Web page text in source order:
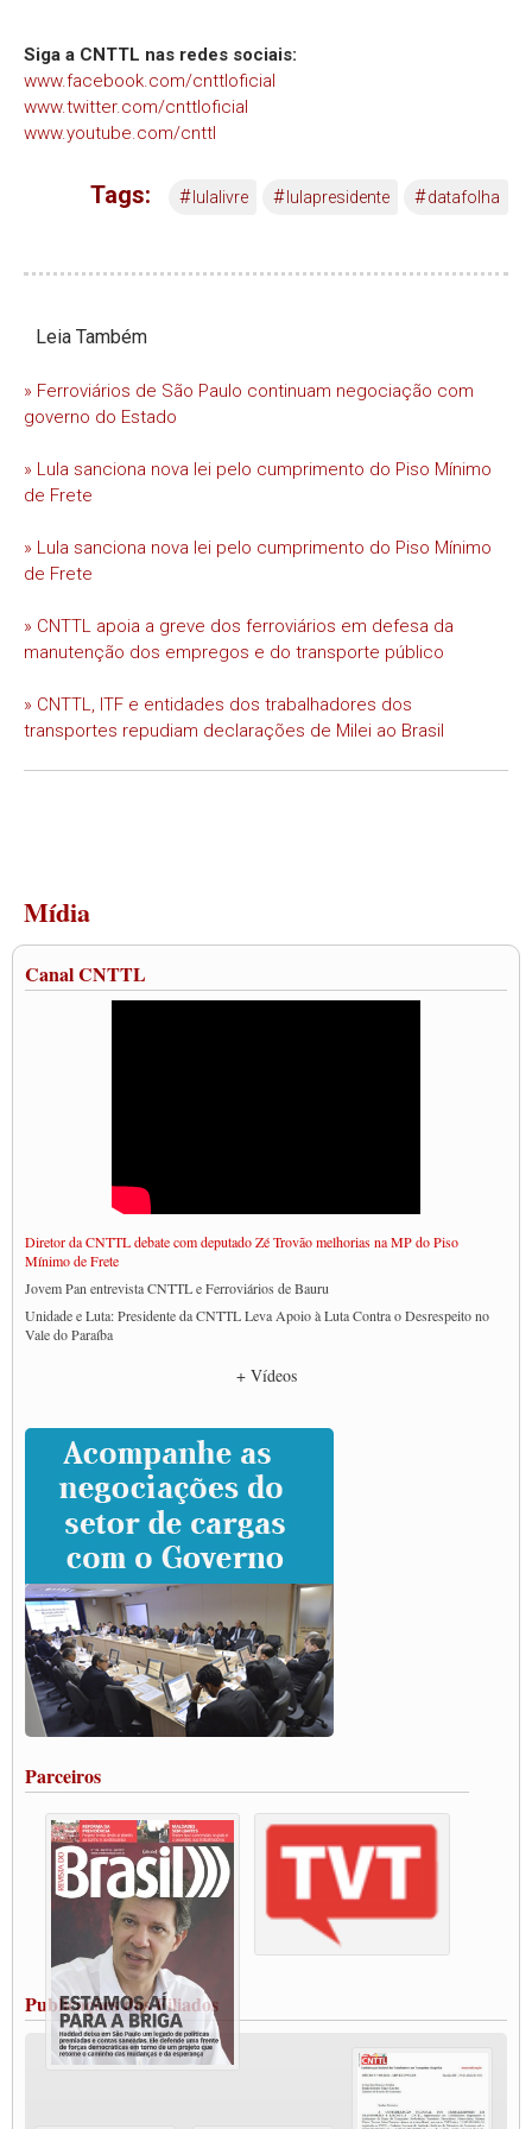
Siga a CNTTL nas redes sociais:
www.facebook.com/cnttloficial
www.twitter.com/cnttloficial
www.youtube.com/cnttl
Tags: #lulalivre #lulapresidente #datafolha
Leia Também
» Ferroviários de São Paulo continuam negociação com
governo do Estado
» Lula sanciona nova lei pelo cumprimento do Piso Mínimo
de Frete
» Lula sanciona nova lei pelo cumprimento do Piso Mínimo
de Frete
» CNTTL apoia a greve dos ferroviários em defesa da
manutenção dos empregos e do transporte público
» CNTTL, ITF e entidades dos trabalhadores dos
transportes repudiam declarações de Milei ao Brasil
Mídia
Canal CNTTL
Diretor da CNTTL debate com deputado Zé Trovão melhorias na MP do Piso
Mínimo de Frete
Jovem Pan entrevista CNTTL e Ferroviários de Bauru
Unidade e Luta: Presidente da CNTTL Leva Apoio à Luta Contra o Desrespeito no
Vale do Paraíba
CNTTL e entidades dos caminhoneiros conversam com governo Lula sobre pautas
Caminhoneiros prometem paralisação e cobram diálogo com Lula
CNTTL e lideranças de caminhoneiros participam de debate sobre saúde nas
rodovias
Paulinho e Litti debatem política global para transporte rodoviário de cargas na
SUTCRA no Uruguai
Grande Conquista da Categoria transporte de Cargas e Caminhoneiros Autonomos
ENCONTRO INTERNACIONAL EM APOIO A CLASSE TRABALHADORA
DO BRASIL E A ELEIÇÃO 2022
Carta às Brasileiras e aos Brasileiros em Defesa do Estado Democrático de Direito
Paulinho, presidente da CNTTL, faz balanço do 3º Congresso da CNTTL
Caminhoneiros aprovam greve a partir do 1º de novembro
Rodoviários de Feira Santana fazem Assembleia para avaliar proposta de reajuste
salarial
Vacina Já: Lockdown de 24 horas dos trabalhadores em transportes está mantido,
Condutores de Guarulhos farão greve sanitária nesta terça-feira (20)
Paralisação dos Caminhoneiros na #BR285, entrocamento que liga o Mercosul ao
Rio Grande
Caminhoneiros bloqueiam duas faixas na Castello Branco e fazem protesto
Modal-Live #13 Aumento da Violência Contra Mulher e o Adoecimento da Classe
Trabalhadora em Tempos de Pandemia
MODAL-LIVE#12 POLÍTICAS PÚBLICAS DE TRANSPORTE PARA A
CLASSE TRABALHADORA E ELEIÇÕES NA PANDEMIA
MODAL-LIVE#11 POLÍTICAS PÚBLICAS DE TRANSPORTE
JUVENTUDE DO TRANSPORTE: POR QUE DEVEMOS NOS ORGANIZAR?
Fabio Primo testa positivo para Coronavírus, mas está bem de saúde
Modal-Live#9 Quais são os direitos dos trabalhador@s que contraem a Covid-19 na
+ Vídeos
Parceiros
Publicações dos Filiados